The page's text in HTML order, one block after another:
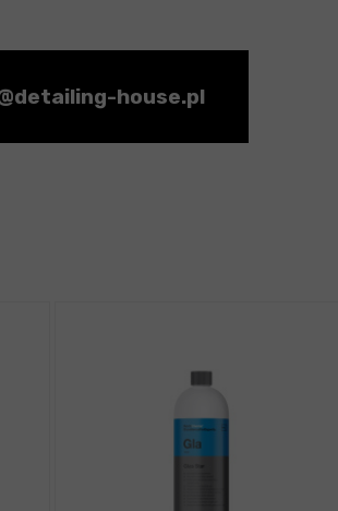
house.pl